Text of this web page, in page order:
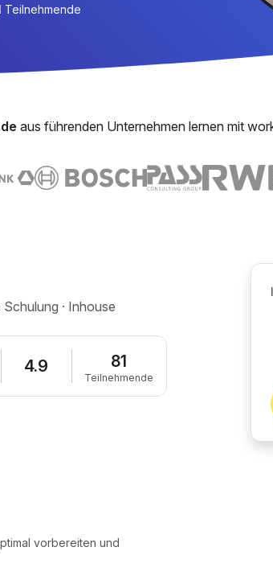
Teilnehmende
aus führenden Unternehmen lernen mit
· Inhouse
4.9 81
Teilnehmende
vorbereiten und